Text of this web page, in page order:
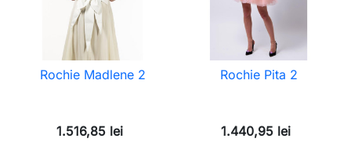
Rochie Madlene 2
1.516,85 lei
Rochie Pita 2
1.440,95 lei